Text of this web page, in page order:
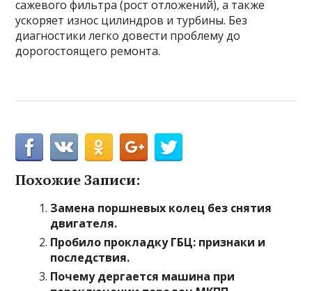
сажевого фильтра (рост отложений), а также
ускоряет износ цилиндров и турбины. Без
диагностики легко довести проблему до
дорогостоящего ремонта.
Похожие Записи:
Замена поршневых колец без снятия
двигателя.
Пробило прокладку ГБЦ: признаки и
последствия.
Почему дергается машина при